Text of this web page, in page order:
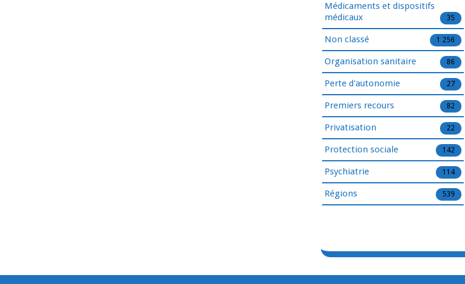
Médicaments et dispositifs
médicaux
35
Non classé 1 256
Organisation sanitaire 86
Perte d'autonomie 27
Premiers recours 82
Privatisation 22
Protection sociale 142
Psychiatrie 114
Régions 539